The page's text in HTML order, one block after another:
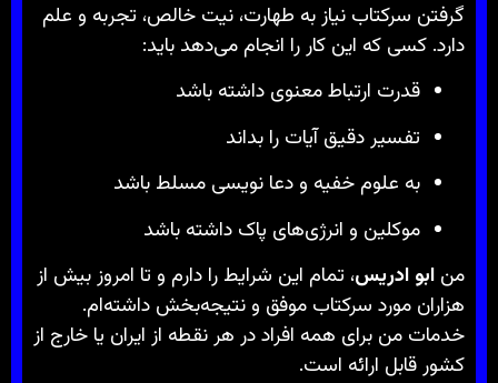
گرفتن سرکتاب نیاز به طهارت، نیت خالص، تجربه و علم
دارد. کسی که این کار را انجام می‌دهد باید:
قدرت ارتباط معنوی داشته باشد
تفسیر دقیق آیات را بداند
به علوم خفیه و دعا نویسی مسلط باشد
موکلین و انرژی‌های پاک داشته باشد
من ابو ادریس، تمام این شرایط را دارم و تا امروز بیش از
هزاران مورد سرکتاب موفق و نتیجه‌بخش داشته‌ام.
خدمات من برای همه افراد در هر نقطه از ایران یا خارج از
کشور قابل ارائه است.